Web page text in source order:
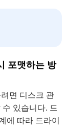
포맷하는 방
면 디스크 관
있습니다. 드
에 따라 드라이